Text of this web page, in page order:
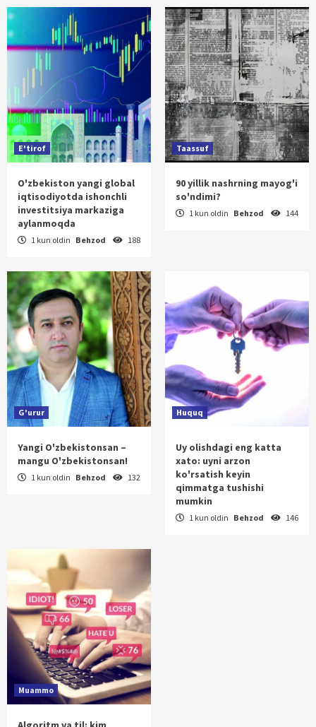
E'tirof
O'zbekiston yangi global
iqtisodiyotda ishonchli
investitsiya markaziga
aylanmoqda
1 kun oldin Behzod 188
Taassuf
90 yillik nashrning mayog'i
so'ndimi?
1 kun oldin Behzod 144
G'urur
Yangi O'zbekistonsan –
mangu O'zbekistonsan!
1 kun oldin Behzod 132
Huquq
Uy olishdagi eng katta
xato: uyni arzon
ko'rsatish keyin
qimmatga tushishi
mumkin
1 kun oldin Behzod 146
Muammo